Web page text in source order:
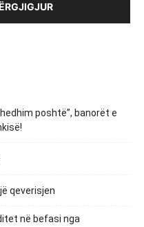
poshtë”, banorët e
qeverisjen
në befasi nga